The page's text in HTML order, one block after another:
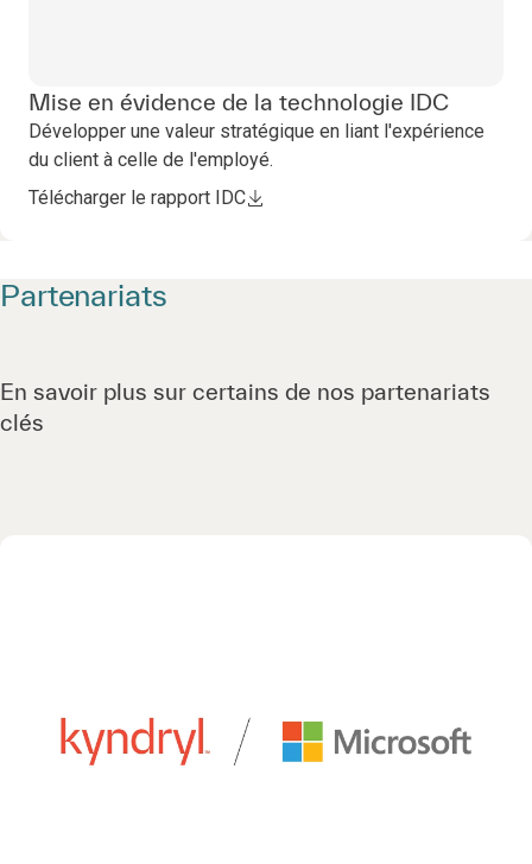
Mise en évidence de la technologie IDC
Développer une valeur stratégique en liant l'expérience
du client à celle de l'employé.
Télécharger le rapport IDC
Partenariats
En savoir plus sur certains de nos partenariats
clés